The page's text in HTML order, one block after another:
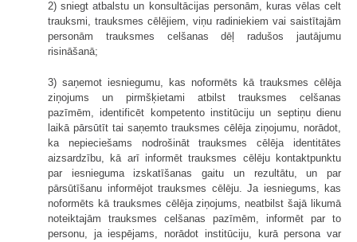
2) sniegt atbalstu un konsultācijas personām, kuras vēlas celt
trauksmi, trauksmes cēlējiem, viņu radiniekiem vai saistītajām
personām trauksmes celšanas dēļ radušos jautājumu
risināšanā;
3) saņemot iesniegumu, kas noformēts kā trauksmes cēlēja
ziņojums un pirmšķietami atbilst trauksmes celšanas
pazīmēm, identificēt kompetento institūciju un septiņu dienu
laikā pārsūtīt tai saņemto trauksmes cēlēja ziņojumu, norādot,
ka nepieciešams nodrošināt trauksmes cēlēja identitātes
aizsardzību, kā arī informēt trauksmes cēlēju kontaktpunktu
par iesnieguma izskatīšanas gaitu un rezultātu, un par
pārsūtīšanu informējot trauksmes cēlēju. Ja iesniegums, kas
noformēts kā trauksmes cēlēja ziņojums, neatbilst šajā likumā
noteiktajām trauksmes celšanas pazīmēm, informēt par to
personu, ja iespējams, norādot institūciju, kurā persona var